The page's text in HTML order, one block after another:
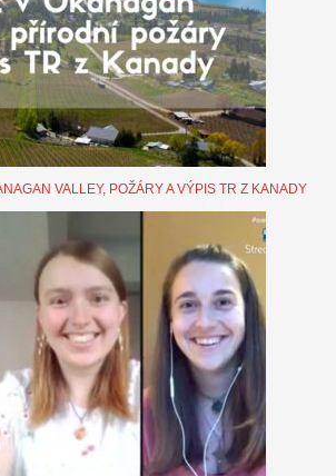
VALLEY, POŽÁRY A VÝPIS TR Z KANADY